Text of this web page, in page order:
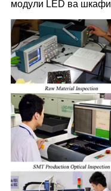
модули LED ва